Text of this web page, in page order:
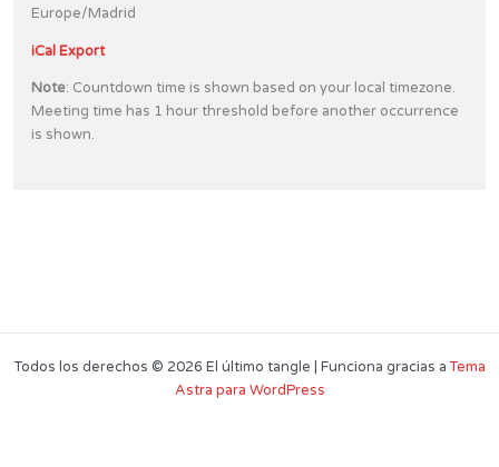
Europe/Madrid
iCal Export
Note: Countdown time is shown based on your local timezone.
Meeting time has 1 hour threshold before another occurrence
is shown.
Todos los derechos © 2026 El último tangle | Funciona gracias aTema
Astra para WordPress